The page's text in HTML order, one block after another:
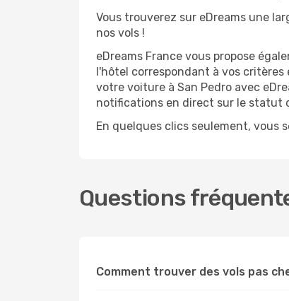
Vous trouverez sur eDreams une
nos vols !
eDreams France vous propose
l'hôtel correspondant à vos
votre voiture à San Pedro avec
notifications en direct sur le statut
En quelques clics seulement, vous
Questions
Comment trouver des vols pas